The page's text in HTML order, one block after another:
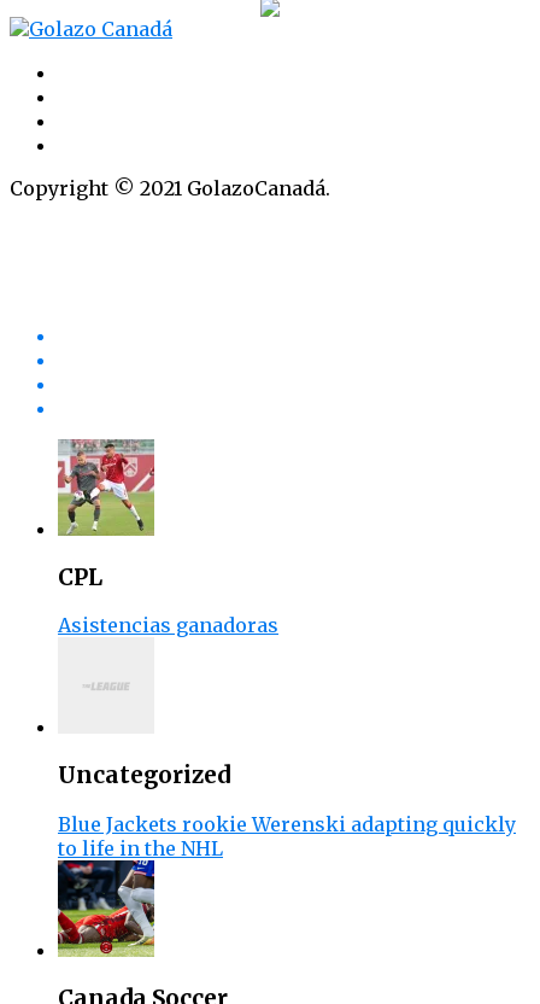
Copyright © 2021 GolazoCanadá.
CPL
Asistencias ganadoras
Uncategorized
Blue Jackets rookie Werenski adapting quickly
to life in the NHL
Canada Soccer